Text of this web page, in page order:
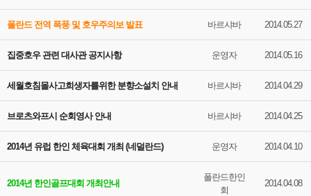
폴란드 전역 폭풍 및 호우주의보 발표 바르샤바 2014.05.27
집중호우 관련 대사관 공지사항 운영자 2014.05.16
세월호침몰사고희생자를위한 분향소설치 안내 바르샤바 2014.04.29
브로츠와프시 순회영사 안내 바르샤바 2014.04.25
2014년 유럽 한인 체육대회 개최 (네덜란드) 운영자 2014.04.10
2014년 한인골프대회 개최안내
폴란드한인
회
2014.04.08